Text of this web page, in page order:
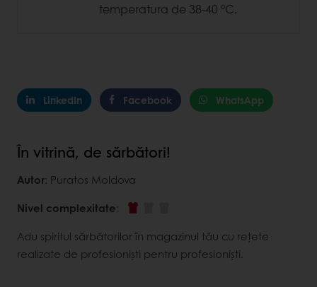
temperatura de 38-40 °C.
LinkedIn Facebook WhatsApp
În vitrină, de sărbători!
Autor: Puratos Moldova
Nivel complexitate:
Adu spiritul sărbătorilor în magazinul tău cu rețete
realizate de profesioniști pentru profesioniști.